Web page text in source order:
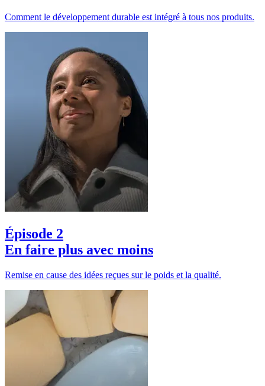
Comment le développement durable est intégré à tous nos produits.
Épisode 2
En faire plus avec moins
Remise en cause des idées reçues sur le poids et la qualité.